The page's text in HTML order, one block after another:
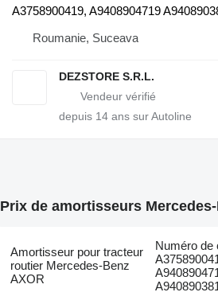
A3758900419, A9408904719
Roumanie, Suceava
DEZSTORE S.R.L.
depuis 14 ans sur Autoline
Prix de amortisseurs
Amortisseur pour tracteur
routier Mercedes-Benz
AXOR
Numéro de